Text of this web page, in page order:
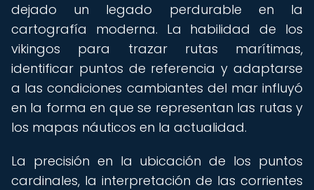
dejado un legado perdurable en la
cartografía moderna. La habilidad de los
vikingos para trazar rutas marítimas,
identificar puntos de referencia y adaptarse
a las condiciones cambiantes del mar influyó
en la forma en que se representan las rutas y
los mapas náuticos en la actualidad.
La precisión en la ubicación de los puntos
cardinales, la interpretación de las corrientes